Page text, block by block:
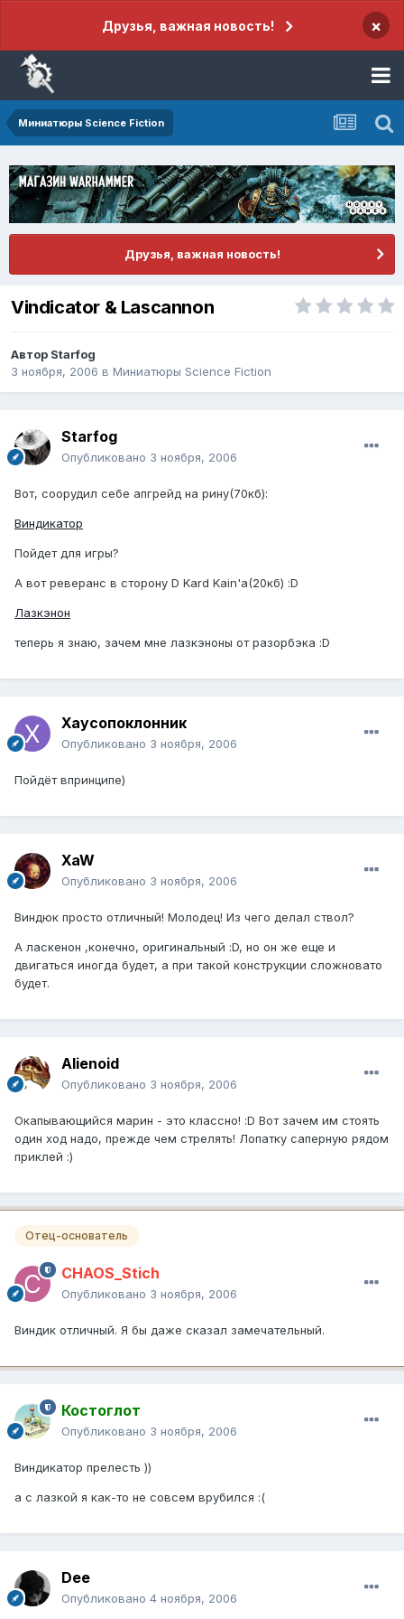
Друзья, важная новость! ×
Миниатюры Science Fiction
Друзья, важная новость!
Vindicator & Lascannon
Автор Starfog
3 ноября, 2006 в Миниатюры Science Fiction
Starfog
Опубликовано 3 ноября, 2006
Вот, соорудил себе апгрейд на рину(70кб):
Виндикатор
Пойдет для игры?
А вот реверанс в сторону D Kard Kain'а(20кб) :D
Лазкэнон
теперь я знаю, зачем мне лазкэноны от разорбэка :D
Хаусопоклонник
Опубликовано 3 ноября, 2006
Пойдёт впринципе)
XaW
Опубликовано 3 ноября, 2006
Виндюк просто отличный! Молодец! Из чего делал ствол?
А ласкенон ,конечно, оригинальный :D, но он же еще и
двигаться иногда будет, а при такой конструкции сложновато
будет.
Alienoid
Опубликовано 3 ноября, 2006
Окапывающийся марин - это классно! :D Вот зачем им стоять
один ход надо, прежде чем стрелять! Лопатку саперную рядом
приклей :)
Отец-основатель
CHAOS_Stich
Опубликовано 3 ноября, 2006
Виндик отличный. Я бы даже сказал замечательный.
Костоглот
Опубликовано 3 ноября, 2006
Виндикатор прелесть ))
а с лазкой я как-то не совсем врубился :(
Dee
Опубликовано 4 ноября, 2006